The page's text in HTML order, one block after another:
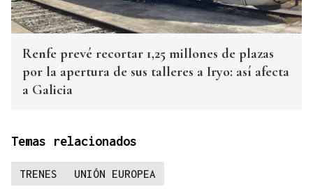
Renfe prevé recortar 1,25 millones de plazas
por la apertura de sus talleres a Iryo: así afecta
a Galicia
Temas relacionados
TRENES UNIÓN EUROPEA